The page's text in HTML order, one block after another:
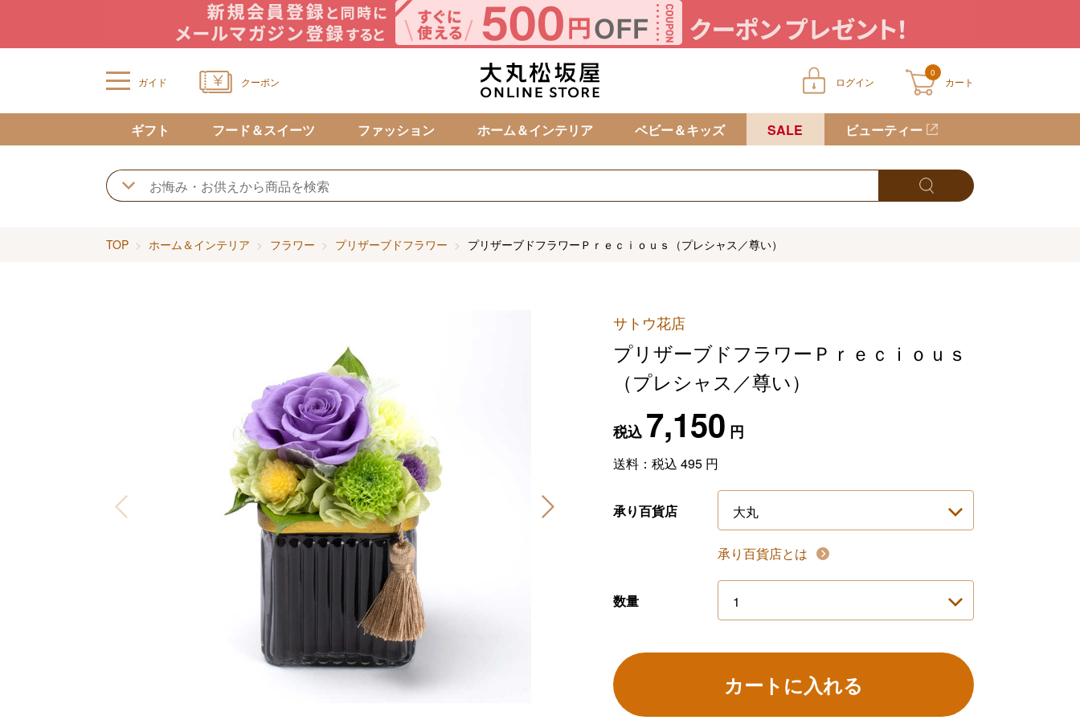
ガイド クーポン ログイン
0
カート
カートに商品が入っていません
ギフト フード＆スイーツ ファッション ホーム＆インテリア ベビー＆キッズ SALE ビューティー
TOP ホーム＆インテリア フラワー プリザーブドフラワー プリザーブドフラワーＰｒｅｃｉｏｕｓ（プレシャス／尊い）
サトウ花店
プリザーブドフラワーＰｒｅｃｉｏｕｓ
（プレシャス／尊い）
税込7,150 円
送料：税込 495円
承り百貨店
承り百貨店とは
数量
カートに入れる